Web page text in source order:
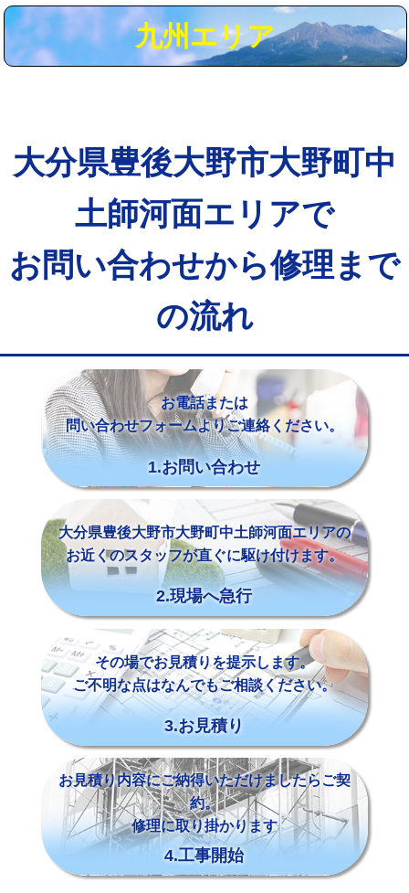
九州エリア
大分県豊後大野市大野町中
土師河面エリアで
お問い合わせから修理まで
の流れ
お電話または
問い合わせフォームよりご連絡ください。
1.お問い合わせ
大分県豊後大野市大野町中土師河面エリアの
お近くのスタッフが直ぐに駆け付けます。
2.現場へ急行
その場でお見積りを提示します。
ご不明な点はなんでもご相談ください。
3.お見積り
お見積り内容にご納得いただけましたらご契
約。
修理に取り掛かります
4.工事開始